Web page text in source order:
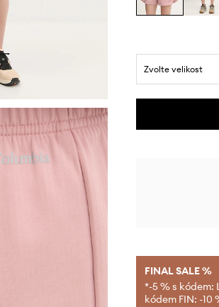
Zvolte velikost
FINAL SALE %
*-5 % s kódem:
kódem FIN: -10